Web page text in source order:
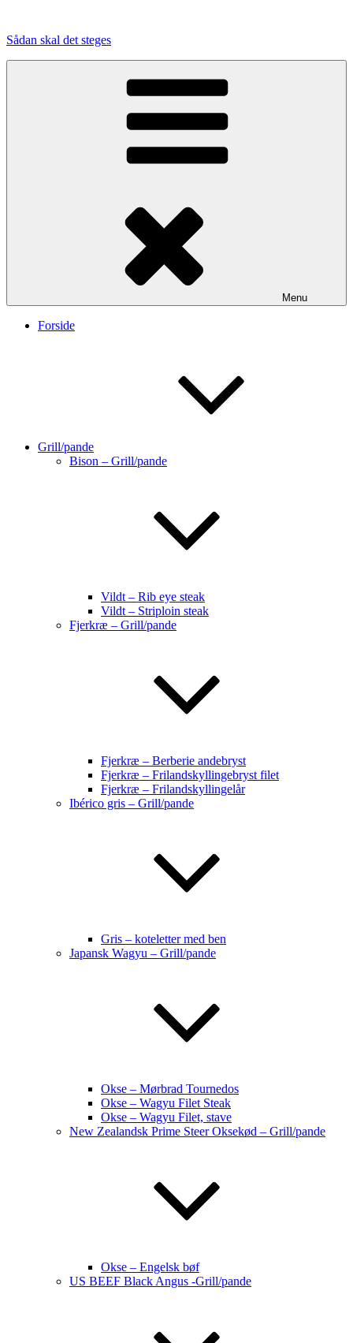
indhold
Sådan skal det steges
Menu
Forside
Grill/pande
Bison – Grill/pande
Vildt – Rib eye steak
Vildt – Striploin steak
Fjerkræ – Grill/pande
Fjerkræ – Berberie andebryst
Fjerkræ – Frilandskyllingebryst filet
Fjerkræ – Frilandskyllingelår
Ibérico gris – Grill/pande
Gris – koteletter med ben
Japansk Wagyu – Grill/pande
Okse – Mørbrad Tournedos
Okse – Wagyu Filet Steak
Okse – Wagyu Filet, stave
New Zealandsk Prime Steer Oksekød – Grill/pande
Okse – Engelsk bøf
US BEEF Black Angus -Grill/pande